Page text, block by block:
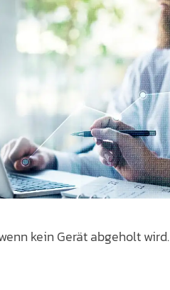
kein Gerät abgeholt wird.